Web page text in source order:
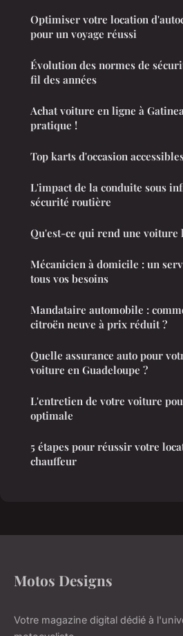
Optimiser votre location
pour un voyage réussi
Évolution des normes de
fil des années
Achat voiture en ligne à
pratique !
Top karts d'occasion
L'impact de la conduite sous
sécurité routière
Qu'est-ce qui rend une voiture
Mécanicien à domicile : un
tous vos besoins
Mandataire automobile :
citroën neuve à prix réduit ?
Quelle assurance auto pour
voiture en Guadeloupe ?
L'entretien de votre voiture
optimale
5 étapes pour réussir votre
chauffeur
Motos Designs
Votre magazine digital dédié à